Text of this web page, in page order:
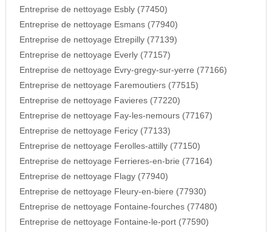
Entreprise de nettoyage Esbly (77450)
Entreprise de nettoyage Esmans (77940)
Entreprise de nettoyage Etrepilly (77139)
Entreprise de nettoyage Everly (77157)
Entreprise de nettoyage Evry-gregy-sur-yerre (77166)
Entreprise de nettoyage Faremoutiers (77515)
Entreprise de nettoyage Favieres (77220)
Entreprise de nettoyage Fay-les-nemours (77167)
Entreprise de nettoyage Fericy (77133)
Entreprise de nettoyage Ferolles-attilly (77150)
Entreprise de nettoyage Ferrieres-en-brie (77164)
Entreprise de nettoyage Flagy (77940)
Entreprise de nettoyage Fleury-en-biere (77930)
Entreprise de nettoyage Fontaine-fourches (77480)
Entreprise de nettoyage Fontaine-le-port (77590)